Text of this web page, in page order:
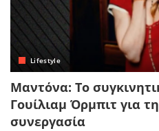
Lifestyle
Μαντόνα: Το
Γουίλιαμ Όρμπιτ για
συνεργασία